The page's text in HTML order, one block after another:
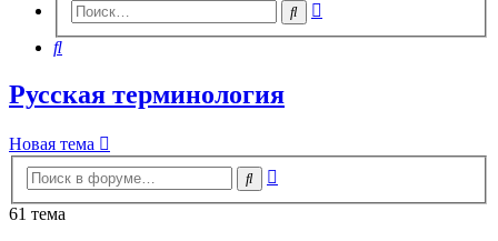
Поиск
Поиск
Русская терминология
Новая тема
Поиск
61 тема